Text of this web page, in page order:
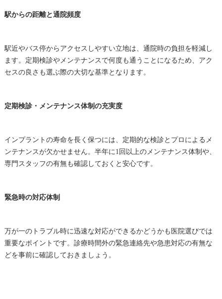
駅からの距離と通院頻度
駅近やバス停からアクセスしやすい立地は、通院時の負担を軽減し
ます。定期検診やメンテナンスで何度も通うことになるため、アク
セスの良さも選ぶ際の大切な基準となります。
定期検診・メンテナンス体制の充実度
インプラントの寿命を長く保つには、定期的な検診とプロによるメ
ンテナンスが欠かせません。半年に1回以上のメンテナンス体制や、
専門スタッフの有無も確認しておくと安心です。
緊急時の対応体制
万が一のトラブル時に迅速な対応ができるかどうかも医院選びでは
重要なポイントです。診療時間外の緊急連絡先や急患対応の有無な
どを事前に確認しておきましょう。